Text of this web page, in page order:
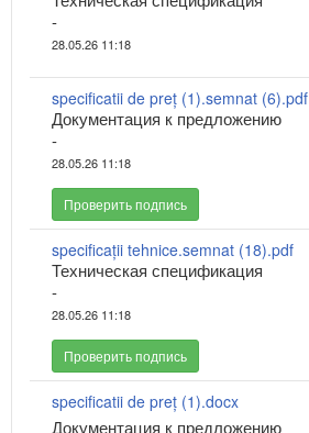
-
28.05.26 11:18
specificatii de preț (1).semnat (6).pdf
Документация к предложению
-
28.05.26 11:18
Проверить подпись
specificații tehnice.semnat (18).pdf
Техническая спецификация
-
28.05.26 11:18
Проверить подпись
specificatii de preț (1).docx
Документация к предложению